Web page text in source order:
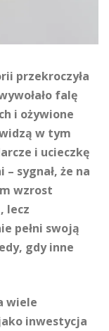
przekroczyła
falę
i ożywione
w tym
i ucieczkę
sygnał, że na
wzrost
lecz
pełni swoją
gdy inne
wiele
inwestycja